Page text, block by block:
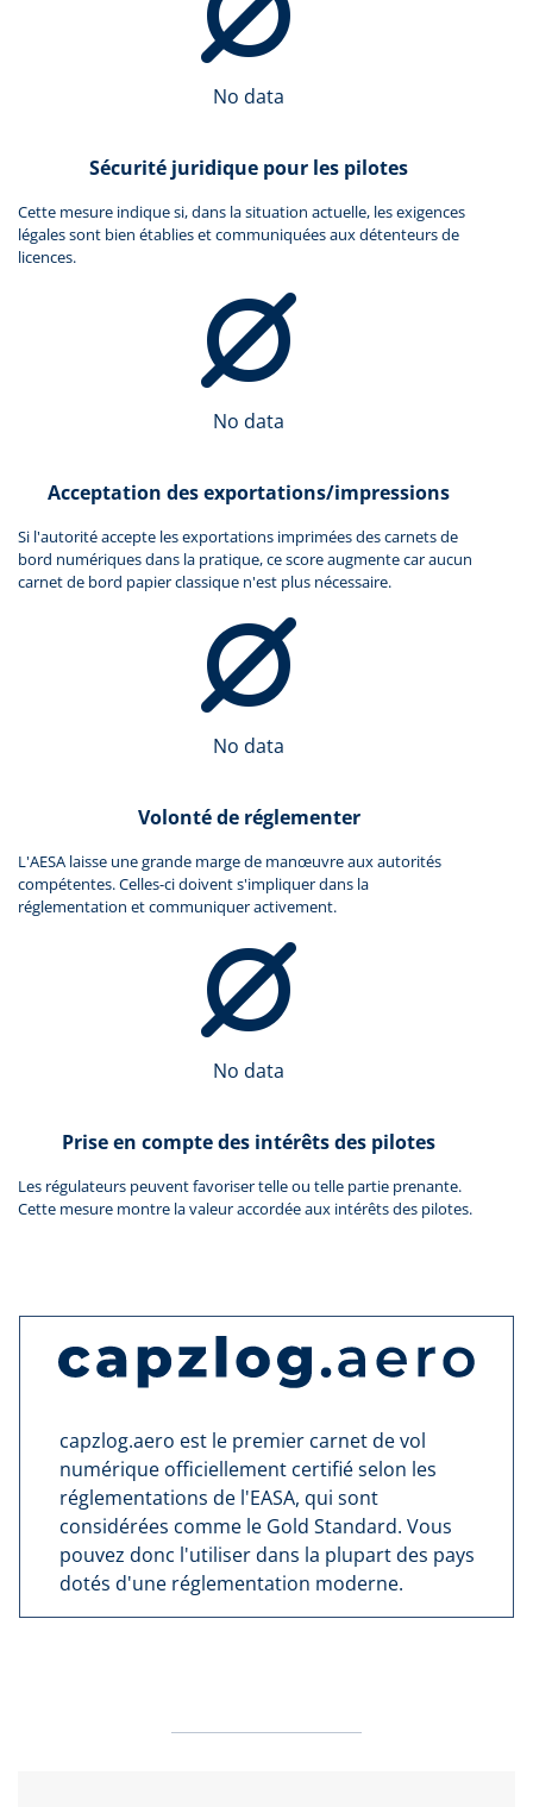
No data
Sécurité juridique pour les pilotes
Cette mesure indique si, dans la situation actuelle, les exigences
légales sont bien établies et communiquées aux détenteurs de
licences.
No data
Acceptation des exportations/impressions
Si l'autorité accepte les exportations imprimées des carnets de
bord numériques dans la pratique, ce score augmente car aucun
carnet de bord papier classique n'est plus nécessaire.
No data
Volonté de réglementer
L'AESA laisse une grande marge de manœuvre aux autorités
compétentes. Celles-ci doivent s'impliquer dans la
réglementation et communiquer activement.
No data
Prise en compte des intérêts des pilotes
Les régulateurs peuvent favoriser telle ou telle partie prenante.
Cette mesure montre la valeur accordée aux intérêts des pilotes.
capzlog.aero est le premier carnet de vol
numérique officiellement certifié selon les
réglementations de l'EASA, qui sont
considérées comme le Gold Standard. Vous
pouvez donc l'utiliser dans la plupart des pays
dotés d'une réglementation moderne.